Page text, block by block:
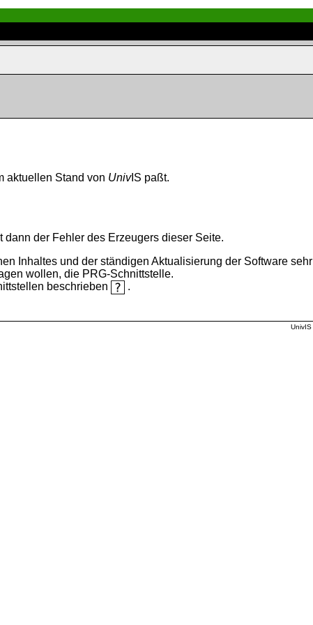
aktuellen Stand von UnivIS paßt.
der Fehler des Erzeugers dieser Seite.
Inhaltes und der ständigen Aktualisierung der Software
wollen, die PRG-Schnittstelle.
beschrieben
.